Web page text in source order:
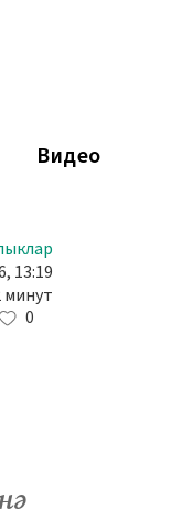
Видео
13:19
минут
0